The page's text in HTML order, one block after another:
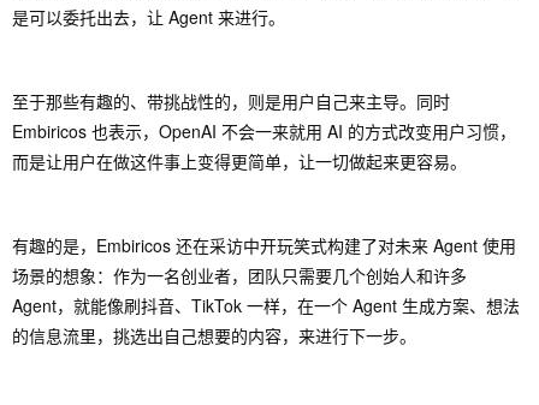
是可以委托出去，让 Agent 来进行。
至于那些有趣的、带挑战性的，则是用户自己来主导。同时
Embiricos 也表示，OpenAI 不会一来就用 AI 的方式改变用户习惯，
而是让用户在做这件事上变得更简单，让一切做起来更容易。
有趣的是，Embiricos 还在采访中开玩笑式构建了对未来 Agent 使用
场景的想象：作为一名创业者，团队只需要几个创始人和许多
Agent，就能像刷抖音、TikTok 一样，在一个 Agent 生成方案、想法
的信息流里，挑选出自己想要的内容，来进行下一步。